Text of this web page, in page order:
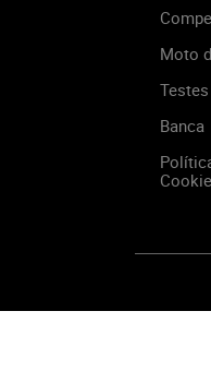
Moto
Testes
Banca